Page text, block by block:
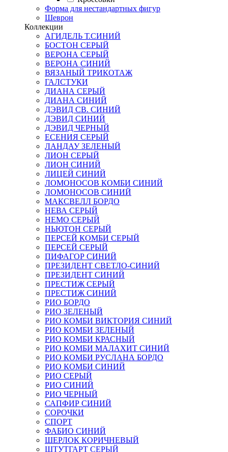
Форма для нестандартных фигур
Шеврон
Коллекции
АГИДЕЛЬ Т.СИНИЙ
БОСТОН СЕРЫЙ
ВЕРОНА СЕРЫЙ
ВЕРОНА СИНИЙ
ВЯЗАНЫЙ ТРИКОТАЖ
ГАЛСТУКИ
ДИАНА СЕРЫЙ
ДИАНА СИНИЙ
ДЭВИД СВ. СИНИЙ
ДЭВИД СИНИЙ
ДЭВИД ЧЕРНЫЙ
ЕСЕНИЯ СЕРЫЙ
ЛАНДАУ ЗЕЛЕНЫЙ
ЛИОН СЕРЫЙ
ЛИОН СИНИЙ
ЛИЦЕЙ СИНИЙ
ЛОМОНОСОВ КОМБИ СИНИЙ
ЛОМОНОСОВ СИНИЙ
МАКСВЕЛЛ БОРДО
НЕВА СЕРЫЙ
НЕМО СЕРЫЙ
НЬЮТОН СЕРЫЙ
ПЕРСЕЙ КОМБИ СЕРЫЙ
ПЕРСЕЙ СЕРЫЙ
ПИФАГОР СИНИЙ
ПРЕЗИДЕНТ СВЕТЛО-СИНИЙ
ПРЕЗИДЕНТ СИНИЙ
ПРЕСТИЖ СЕРЫЙ
ПРЕСТИЖ СИНИЙ
РИО БОРДО
РИО ЗЕЛЕНЫЙ
РИО КОМБИ ВИКТОРИЯ СИНИЙ
РИО КОМБИ ЗЕЛЕНЫЙ
РИО КОМБИ КРАСНЫЙ
РИО КОМБИ МАЛАХИТ СИНИЙ
РИО КОМБИ РУСЛАНА БОРДО
РИО КОМБИ СИНИЙ
РИО СЕРЫЙ
РИО СИНИЙ
РИО ЧЕРНЫЙ
САПФИР СИНИЙ
СОРОЧКИ
СПОРТ
ФАБИО СИНИЙ
ШЕРЛОК КОРИЧНЕВЫЙ
ШТУТГАРТ СЕРЫЙ